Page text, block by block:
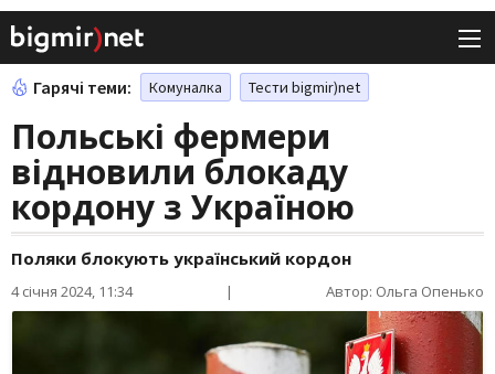
Гарячі теми: Комуналка Тести bigmir)net
Польські фермери
відновили блокаду
кордону з Україною
Поляки блокують український кордон
4 січня 2024, 11:34 | Автор: Ольга Опенько